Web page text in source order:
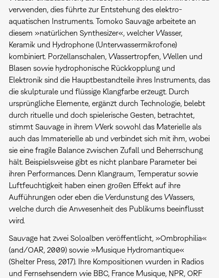
verwenden, dies führte zur Entstehung des elektro-
aquatischen Instruments. Tomoko Sauvage arbeitete an
diesem »natürlichen Synthesizer«, welcher Wasser,
Keramik und Hydrophone (Unterwassermikrofone)
kombiniert. Porzellanschalen, Wassertropfen, Wellen und
Blasen sowie hydrophonische Rückkopplung und
Elektronik sind die Hauptbestandteile ihres Instruments, das
die skulpturale und flüssige Klangfarbe erzeugt. Durch
ursprüngliche Elemente, ergänzt durch Technologie, belebt
durch rituelle und doch spielerische Gesten, betrachtet,
stimmt Sauvage in ihrem Werk sowohl das Materielle als
auch das Immaterielle ab und verbindet sich mit ihm, wobei
sie eine fragile Balance zwischen Zufall und Beherrschung
hält. Beispielsweise gibt es nicht planbare Parameter bei
ihren Performances. Denn Klangraum, Temperatur sowie
Luftfeuchtigkeit haben einen großen Effekt auf ihre
Aufführungen oder eben die Verdunstung des Wassers,
welche durch die Anwesenheit des Publikums beeinflusst
wird.
Sauvage hat zwei Soloalben veröffentlicht, »Ombrophilia«
(and/OAR, 2009) sowie »Musique Hydromantique«
(Shelter Press, 2017). Ihre Kompositionen wurden in Radios
und Fernsehsendern wie BBC, France Musique, NPR, ORF